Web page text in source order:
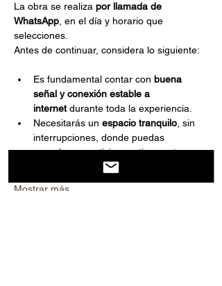
La obra se realiza por llamada de
WhatsApp , en el día y horario que
selecciones.
Antes de continuar, considera lo siguiente:
Es fundamental contar con buena
señal y conexión estable a
internet durante toda la experiencia.
Necesitarás un espacio tranquilo , sin
interrupciones, donde puedas
escuchar y participar activamente.
Mostrar más